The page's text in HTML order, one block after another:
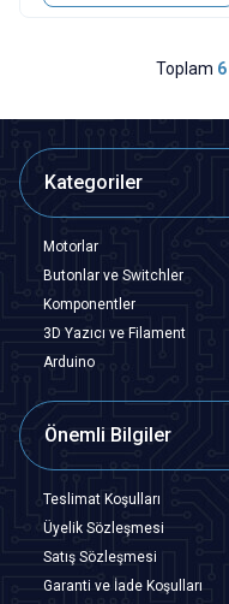
Toplam 6
Kategoriler
Motorlar
Butonlar ve Switchler
Komponentler
3D Yazıcı ve Filament
Arduino
Önemli Bilgiler
Teslimat Koşulları
Üyelik Sözleşmesi
Satış Sözleşmesi
Garanti ve İade Koşulları